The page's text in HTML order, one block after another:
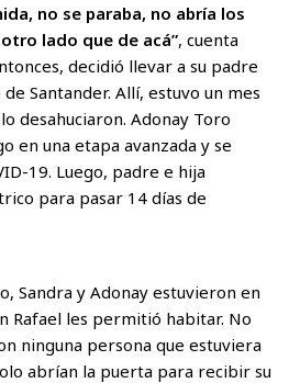
no se paraba, no abría los
lado que de acá”, cuenta
decidió llevar a su padre
Santander. Allí, estuvo un mes
desahuciaron. Adonay Toro
en una etapa avanzada y se
19. Luego, padre e hija
para pasar 14 días de
Sandra y Adonay estuvieron en
Rafael les permitió habitar. No
ninguna persona que estuviera
abrían la puerta para recibir su